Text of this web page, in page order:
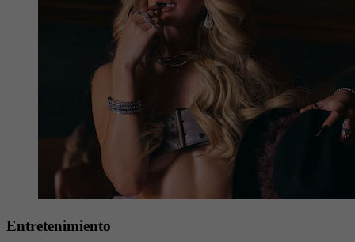
Entretenimiento